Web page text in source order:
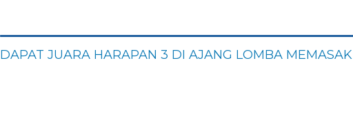
DAPAT JUARA HARAPAN 3 DI AJANG LOMBA MEMASAK